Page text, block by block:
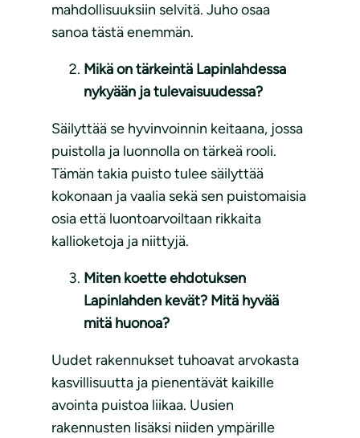
mahdollisuuksiin selvitä. Juho osaa
sanoa tästä enemmän.
Mikä on tärkeintä Lapinlahdessa
nykyään ja tulevaisuudessa?
Säilyttää se hyvinvoinnin keitaana, jossa
puistolla ja luonnolla on tärkeä rooli.
Tämän takia puisto tulee säilyttää
kokonaan ja vaalia sekä sen puistomaisia
osia että luontoarvoiltaan rikkaita
kallioketoja ja niittyjä.
Miten koette ehdotuksen
Lapinlahden kevät? Mitä hyvää
mitä huonoa?
Uudet rakennukset tuhoavat arvokasta
kasvillisuutta ja pienentävät kaikille
avointa puistoa liikaa. Uusien
rakennusten lisäksi niiden ympärille